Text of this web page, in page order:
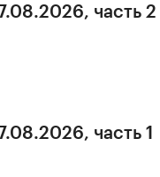
часть 2
часть 1